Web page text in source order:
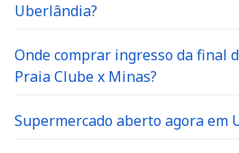
Uberlândia?
Onde comprar ingresso da final
Praia Clube x Minas?
Supermercado aberto agora em